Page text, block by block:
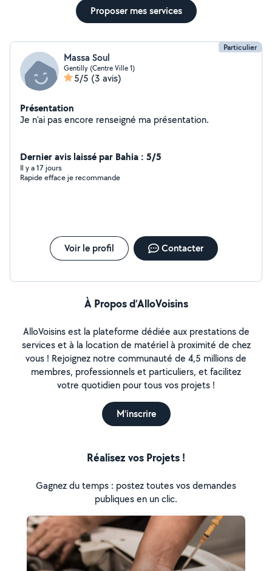
Proposer mes services
Particulier
Massa Soul
Gentilly (Centre Ville 1)
5/5 (3 avis)
Présentation
Je n'ai pas encore renseigné ma présentation.
Dernier avis laissé par Bahia : 5/5
Il y a 17 jours
Rapide efface je recommande
Voir le profil Contacter
À Propos d’AlloVoisins
AlloVoisins est la plateforme dédiée aux prestations de
services et à la location de matériel à proximité de chez
vous ! Rejoignez notre communauté de 4,5 millions de
membres, professionnels et particuliers, et facilitez
votre quotidien pour tous vos projets !
M'inscrire
Réalisez vos Projets !
Gagnez du temps : postez toutes vos demandes
publiques en un clic.